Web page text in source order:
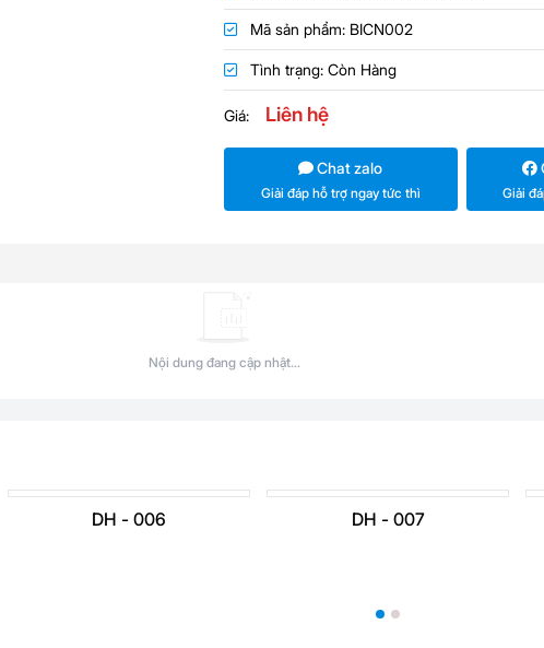
Mã sản phẩm: BICN002
Tình trạng: Còn Hàng
Giá: Liên hệ
Chat zalo
Giải đáp hỗ trợ ngay tức thì Giải
Nội dung đang cập nhật...
DH - 006 DH - 007